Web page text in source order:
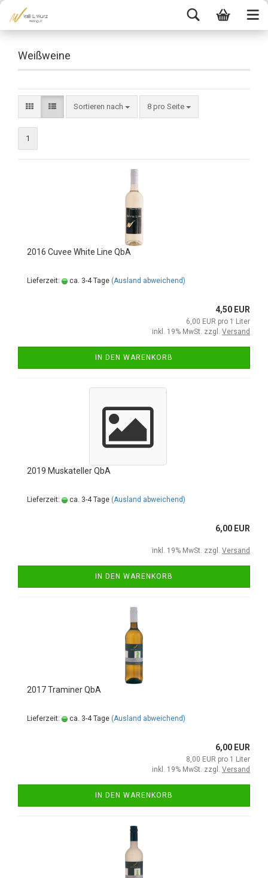
Weißweine
Sortieren nach 8 pro Seite
1
2016 Cuvee White Line QbA
Lieferzeit: ca. 3-4 Tage (Ausland abweichend)
4,50 EUR
6,00 EUR pro 1 Liter
inkl. 19% MwSt. zzgl. Versand
IN DEN WARENKORB
2019 Muskateller QbA
Lieferzeit: ca. 3-4 Tage (Ausland abweichend)
6,00 EUR
inkl. 19% MwSt. zzgl. Versand
IN DEN WARENKORB
2017 Traminer QbA
Lieferzeit: ca. 3-4 Tage (Ausland abweichend)
6,00 EUR
8,00 EUR pro 1 Liter
inkl. 19% MwSt. zzgl. Versand
IN DEN WARENKORB